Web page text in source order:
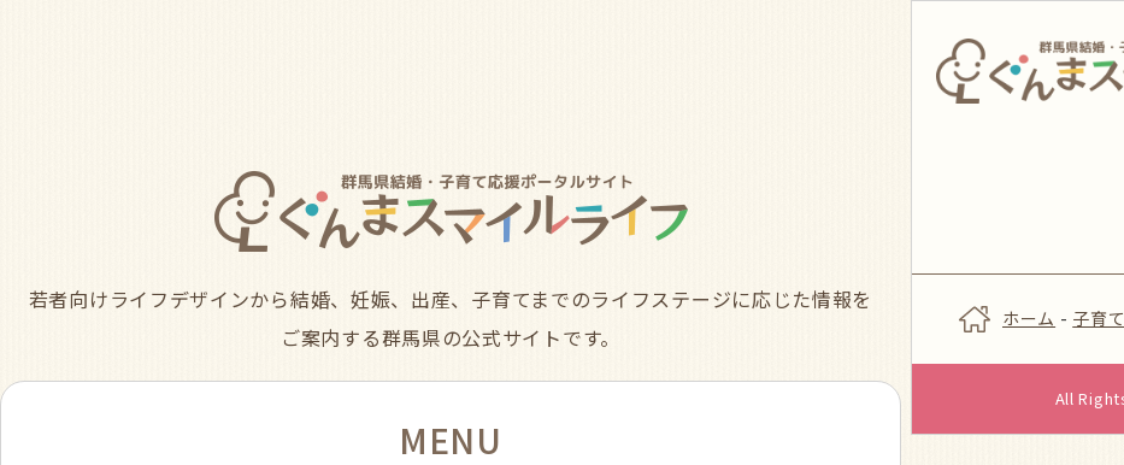
若者向けライフデザインから結婚、妊娠、出産、子育てまでのライフステージに応じた情報を
ご案内する群馬県の公式サイトです。
MENU
ホーム - 子育
All